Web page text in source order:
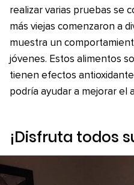
realizar varias pruebas se
más viejas comenzaron a
muestra un
jóvenes. Estos alimentos
tienen efectos
podría ayudar a mejorar el
¡Disfruta todos